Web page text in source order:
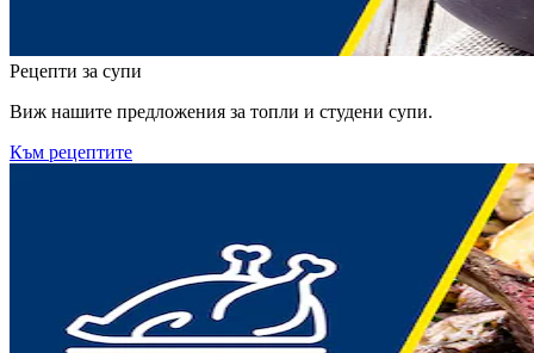
Рецепти за супи
Виж нашите предложения за топли и студени супи.
Към рецептите